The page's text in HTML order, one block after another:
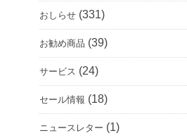
おしらせ (331)
お勧め商品 (39)
サービス (24)
セール情報 (18)
ニュースレター (1)